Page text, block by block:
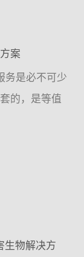
案
务是必不可少
的，是等值
一定是可靠
生物解决方